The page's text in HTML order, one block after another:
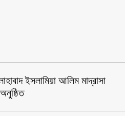
ইসলামিয়া আলিম মাদ্রাসা